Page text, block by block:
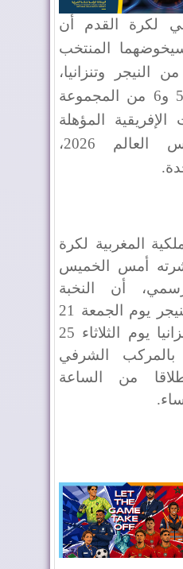
لكرة القدم أن
سيخوضهما المنتخب
النيجر وتنزانيا،
لحساب الجولتين 5 و6 من المجموعة
المؤهلة
إلى نهائيات كأس العالم 2026،
المغربية لكرة
أمس الخميس
أن النخبة
الوطنية ستواجه النيجر يوم الجمعة 21
مارس المقبل، وتنزانيا يوم الثلاثاء 25
الشرفي
من الساعة